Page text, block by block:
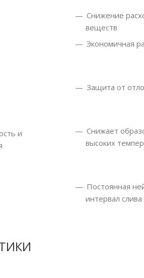
Снижение
веществ
Экономичная
Защита от
и
Снижает
высоких
Постоянная
интервал слива